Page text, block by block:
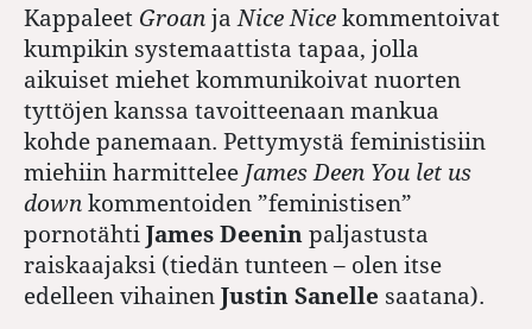
Kappaleet Groan ja Nice Nice kommentoivat
kumpikin systemaattista tapaa, jolla
aikuiset miehet kommunikoivat nuorten
tyttöjen kanssa tavoitteenaan mankua
kohde panemaan. Pettymystä feministisiin
miehiin harmittelee James Deen You let us
down kommentoiden ”feministisen”
pornotähti James Deenin paljastusta
raiskaajaksi (tiedän tunteen – olen itse
edelleen vihainen Justin Sanelle saatana).